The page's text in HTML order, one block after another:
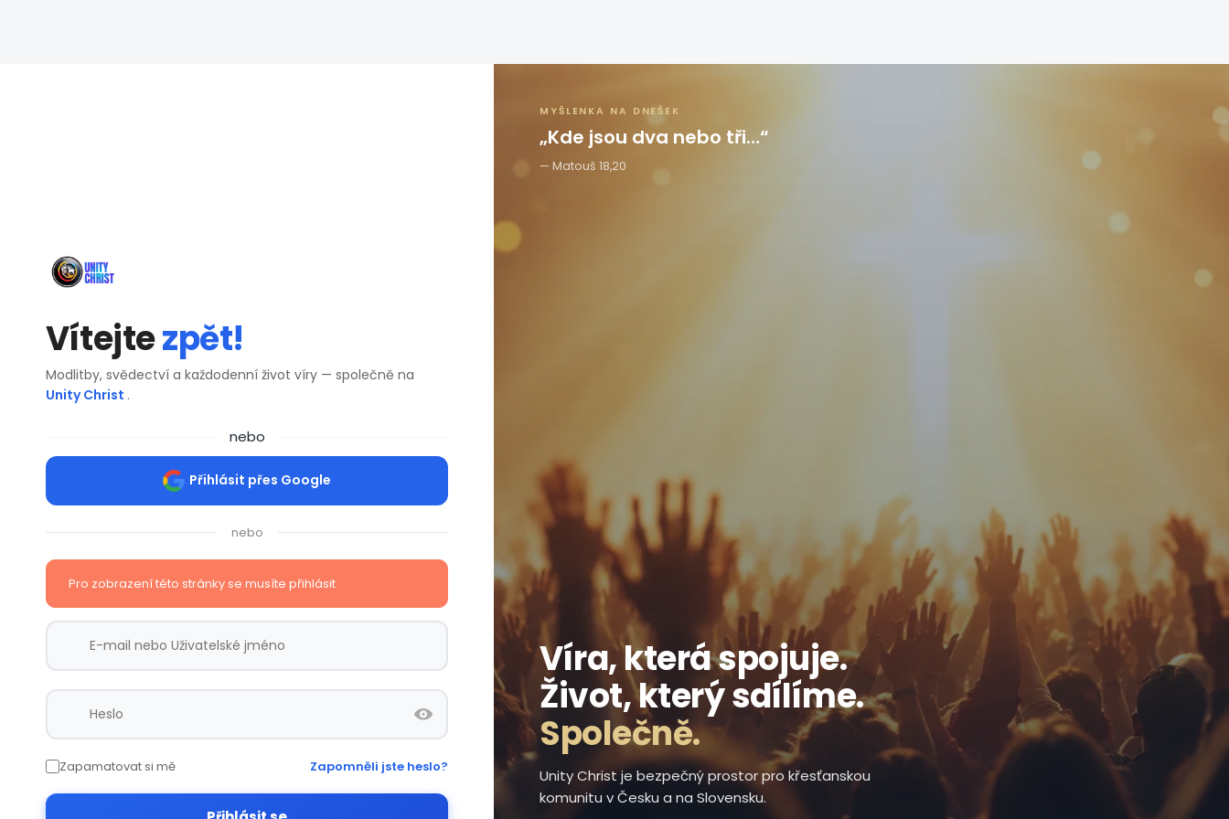
Vítejtezpět!
Modlitby, svědectví a každodenní život víry — společně na
Unity Christ .
nebo
Přihlásit přes Google
nebo
Pro zobrazení této stránky se musíte přihlásit
Zapamatovat si mě Zapomněli jste heslo?
Víra, která spojuje.
Život, který sdílíme.
Společně.
Unity Christ je bezpečný prostor pro křesťanskou
komunitu v Česku a na Slovensku.
MYŠLENKA NA DNEŠEK
„Kde jsou dva nebo tři…“
Matouš 18,20